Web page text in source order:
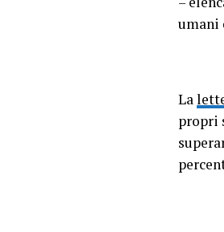
umani
La
propri